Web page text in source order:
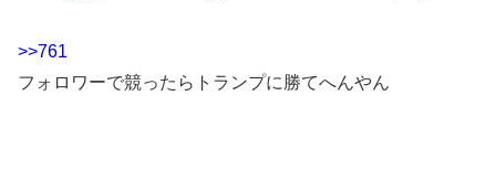
>>761
フォロワーで競ったらトランプに勝てへんやん